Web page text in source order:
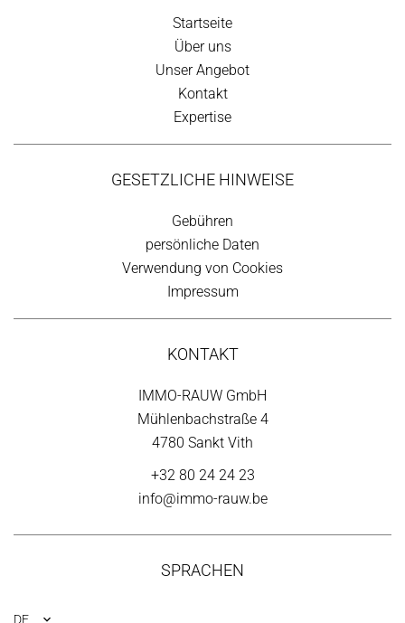
Startseite
Über uns
Unser Angebot
Kontakt
Expertise
GESETZLICHE HINWEISE
Gebühren
persönliche Daten
Verwendung von Cookies
Impressum
KONTAKT
IMMO-RAUW GmbH
Mühlenbachstraße 4
4780 Sankt Vith
+32 80 24 24 23
info@immo-rauw.be
SPRACHEN
DE